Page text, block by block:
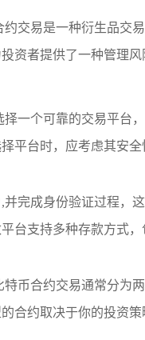
交易是一种衍生品交
资者提供了一种管理风
一个可靠的交易平台
平台时，应考虑其安全
完成身份验证过程，
台支持多种存款方式，
币合约交易通常分为
合约取决于你的投资策